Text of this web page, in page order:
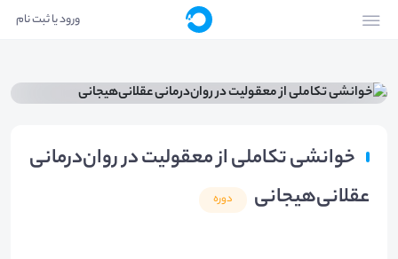
ورود یا ثبت نام
خوانشی تکاملی از معقوليت در روان‌درمانی
عقلانی‌هيجانی
دوره